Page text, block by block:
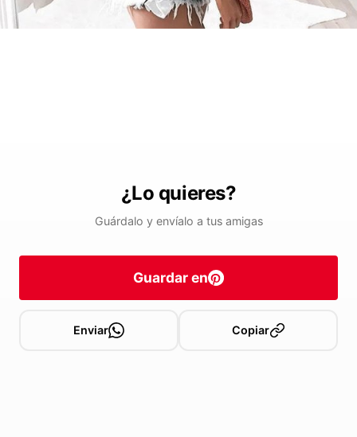
¿Lo quieres?
Guárdalo y envíalo a tus amigas
Guardar en
Enviar Copiar